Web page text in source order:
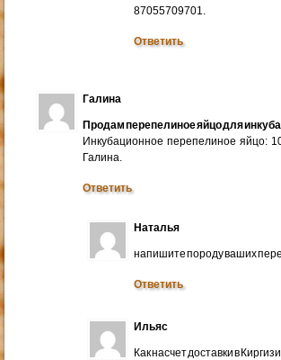
87055709701.
Ответить
Галина
Продам перепелиное яйцо для
Инкубационное перепелиное яйцо:
Галина.
Ответить
Наталья
напишите породу ваших
Ответить
Ильяс
Как насчет доставки в